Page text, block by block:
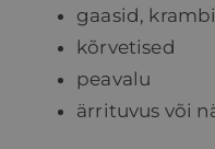
gaasid,
kõrvetised
peavalu
ärrituvus või